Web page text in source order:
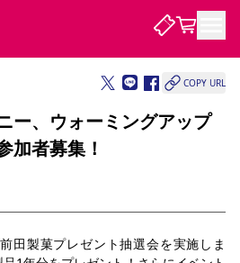
ル メディア情報 アクセス レディース
ル 価格・席種 購入方法
ンシート 福祉サービス
団体チケット
COPY URL
ー、ウォーミングアップ
加者募集！
田製菓プレゼント抽選会を実施しま